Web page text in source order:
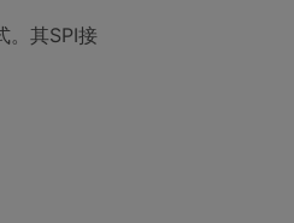
。其SPI接